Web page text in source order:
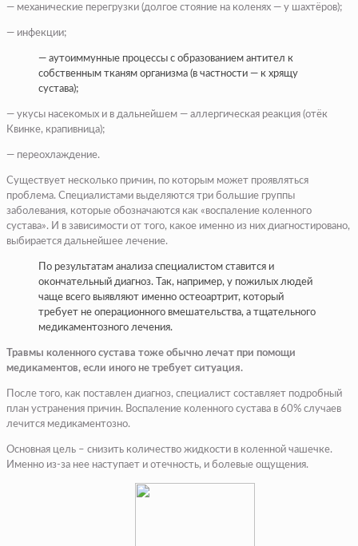
— механические перегрузки (долгое стояние на коленях — у шахтёров);
— инфекции;
— аутоиммунные процессы с образованием антител к
собственным тканям организма (в частности — к хрящу
сустава);
— укусы насекомых и в дальнейшем — аллергическая реакция (отёк
Квинке, крапивница);
— переохлаждение.
Существует несколько причин, по которым может проявляться
проблема. Специалистами выделяются три большие группы
заболевания, которые обозначаются как «воспаление коленного
сустава». И в зависимости от того, какое именно из них диагностировано,
выбирается дальнейшее лечение.
По результатам анализа специалистом ставится и
окончательный диагноз. Так, например, у пожилых людей
чаще всего выявляют именно остеоартрит, который
требует не операционного вмешательства, а тщательного
медикаментозного лечения.
Травмы коленного сустава тоже обычно лечат при помощи
медикаментов, если иного не требует ситуация.
После того, как поставлен диагноз, специалист составляет подробный
план устранения причин. Воспаление коленного сустава в 60% случаев
лечится медикаментозно.
Основная цель – снизить количество жидкости в коленной чашечке.
Именно из-за нее наступает и отечность, и болевые ощущения.